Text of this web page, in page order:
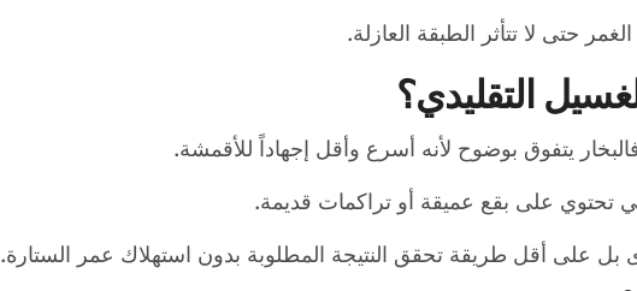
حتى لا تتأثر الطبقة العازلة.
التقليدي؟
يتفوق بوضوح لأنه أسرع وأقل إجهاداً للأقمشة.
تحتوي على بقع عميقة أو تراكمات قديمة.
بل على أقل طريقة تحقق النتيجة المطلوبة بدون استهلاك عمر الستارة.